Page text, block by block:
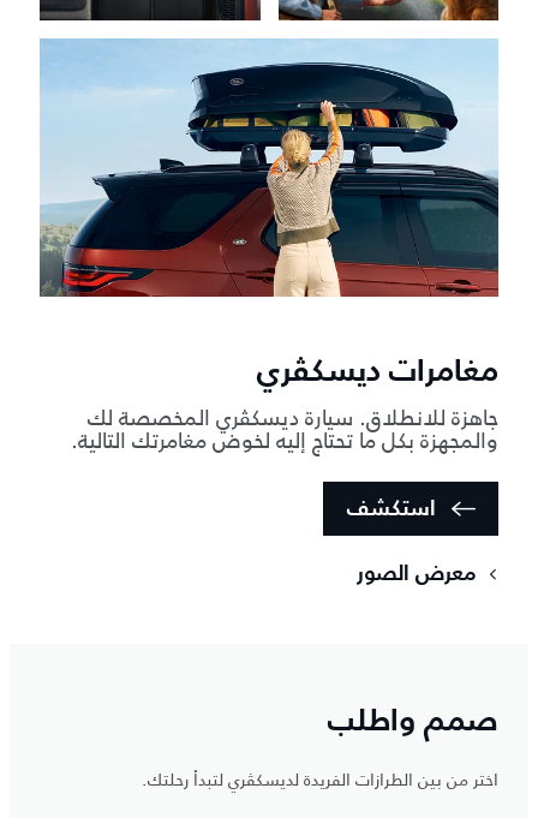
مغامرات ديسكڤري
جاهزة للانطلاق. سيارة ديسكڤري المخصصة لك
والمجهزة بكل ما تحتاج إليه لخوض مغامرتك التالية.
استكشف
معرض الصور
صمم واطلب
اختر من بين الطرازات الفريدة لديسكڤري لتبدأ رحلتك.